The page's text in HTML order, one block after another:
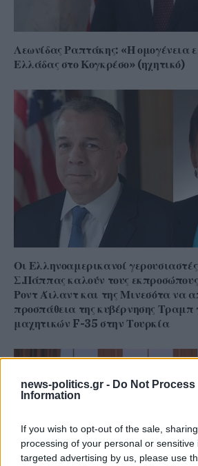
news-politics.gr - Do Not Process
Information
If you wish to opt-out of the sale,
processing of your personal or
targeted advertising by us, please use
Λεωνίδας Ραπτάκης: «Η ομογένεια
Ελλάδας στο Κογκρέσο» (ηχητικό)
Οι Ελληνοαμερικανοί
Σ.Πάππας καλούν τους
Ροντ Άιλαντ και της Μινεσότα να
προσπάθεια της κυβέρνησης Τραμπ
μαχητικών F-35 στην Τουρκία